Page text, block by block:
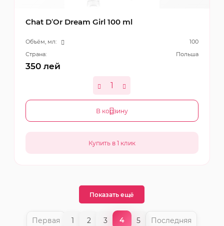
Chat D’Or Dream Girl 100 ml
Объём, мл:
100
Страна:
Польша
350 лей
В корзину
Показать ещё
Первая 1 2 3 4 5 Последняя